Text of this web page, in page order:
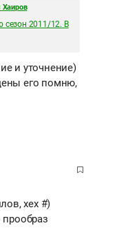
Хаиров
сезон 2011/12. В
и уточнение)
его помню,
хех #)
прообраз